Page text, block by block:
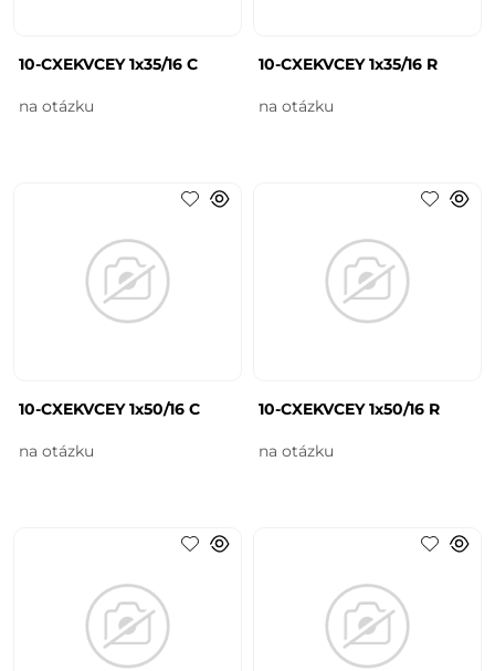
10-CXEKVCEY 1x35/16 C
na otázku
10-CXEKVCEY 1x35/16 R
na otázku
10-CXEKVCEY 1x50/16 C
na otázku
10-CXEKVCEY 1x50/16 R
na otázku